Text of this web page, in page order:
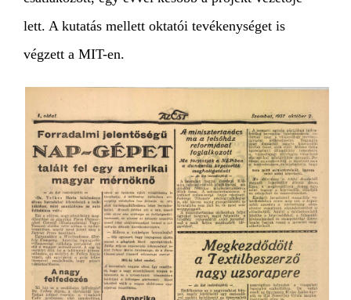
lett. A kutatás mellett oktatói tevékenységet is
végzett a MIT-en.